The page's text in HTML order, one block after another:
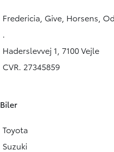
Fredericia, Give, Horsens,
.
Haderslevvej 1, 7100 Vejle
CVR. 27345859
Biler
Toyota
Suzuki